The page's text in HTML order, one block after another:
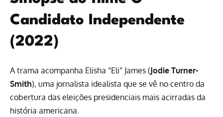
Candidato Independente
(2022)
A trama acompanha Elisha “Eli” James (Jodie Turner-
Smith), uma jornalista idealista que se vê no centro da
cobertura das eleições presidenciais mais acirradas da
história americana.